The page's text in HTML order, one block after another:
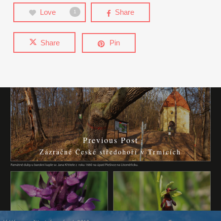
Love 1 Share
Share Pin
Previous Post
Zázračné České středohoří v Trmicích